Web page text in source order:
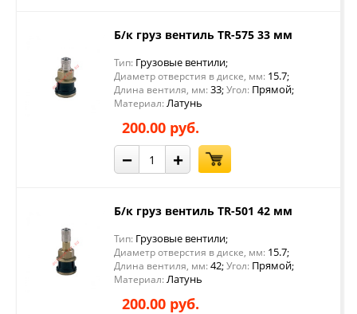
Б/к груз вентиль TR-575 33 мм
Тип: Грузовые вентили;
Диаметр отверстия в диске, мм: 15.7;
Длина вентиля, мм: 33;Угол: Прямой;
Материал: Латунь
200.00 руб.
− +
Б/к груз вентиль TR-501 42 мм
Тип: Грузовые вентили;
Диаметр отверстия в диске, мм: 15.7;
Длина вентиля, мм: 42;Угол: Прямой;
Материал: Латунь
200.00 руб.